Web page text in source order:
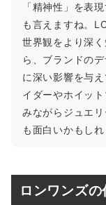
「精神性」を表
も言えますね。
世界観をより深
ら、ブランドの
に深い影響を与
イダーやホイッ
みながらジュエ
も面白いかもしれ
ロンワンズ